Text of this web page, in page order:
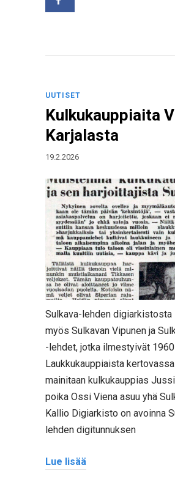
UUTISET
Kulkukauppiaita
Karjalasta
19.2.2026
Sulkava-lehden digiarkistosta
myös Sulkavan Vipunen ja
-lehdet, jotka ilmestyivät
Laukkukauppiaista
mainitaan kulkukauppias
poika Ossi Viena asuu yhä
Kallio Digiarkisto on avoinna
lehden digitunnuksen
Lue lisää